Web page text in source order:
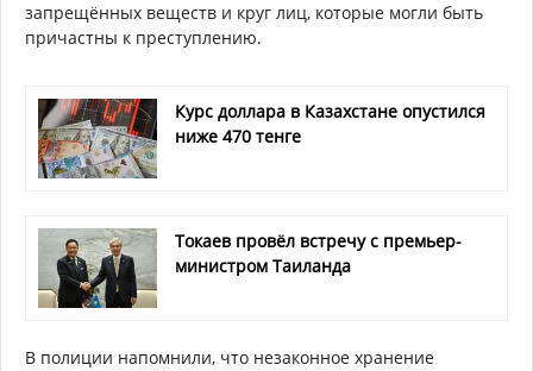
запрещённых веществ и круг лиц, которые могли быть
причастны к преступлению.
Курс доллара в Казахстане опустился
ниже 470 тенге
Токаев провёл встречу с премьер-
министром Таиланда
В полиции напомнили, что незаконное хранение